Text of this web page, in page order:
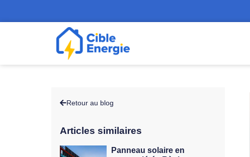
Retour au blog
Articles similaires
Panneau solaire en